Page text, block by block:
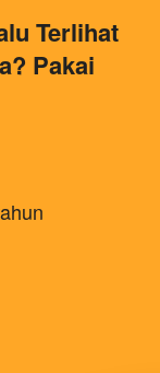
Terlihat
Pakai